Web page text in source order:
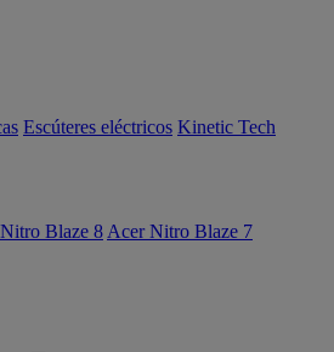
Escúteres eléctricos Kinetic Tech
Blaze 8 Acer Nitro Blaze 7